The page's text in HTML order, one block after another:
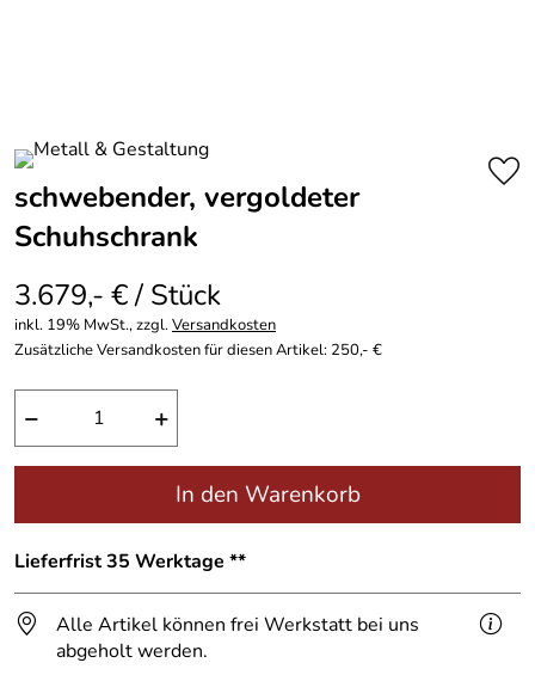
schwebender, vergoldeter
Schuhschrank
3.679,- € / Stück
inkl. 19% MwSt., zzgl.Versandkosten
Zusätzliche Versandkosten für diesen Artikel: 250,- €
− +
In den Warenkorb
Lieferfrist 35 Werktage **
Alle Artikel können frei Werkstatt bei uns
abgeholt werden.